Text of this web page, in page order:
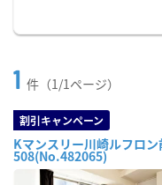
1 件（1/1ページ）
割引キャンペーン
Kマンスリー川崎ルフロ
508(No.482065)